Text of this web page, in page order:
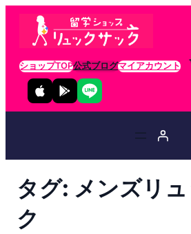
ショップTOP公式ブログマイアカウント
タグ: メンズリ
ク